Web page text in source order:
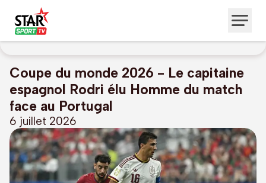
Coupe du monde 2026 - Le capitaine
espagnol Rodri élu Homme du match
face au Portugal
6 juillet 2026